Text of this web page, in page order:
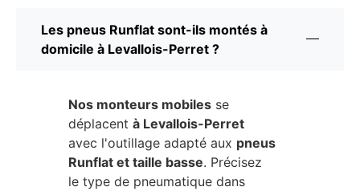
Les pneus Runflat sont-ils montés à
domicile à Levallois-Perret ?
Nos monteurs mobiles se
déplacent à Levallois-Perret
avec l'outillage adapté aux pneus
Runflat et taille basse. Précisez
le type de pneumatique dans